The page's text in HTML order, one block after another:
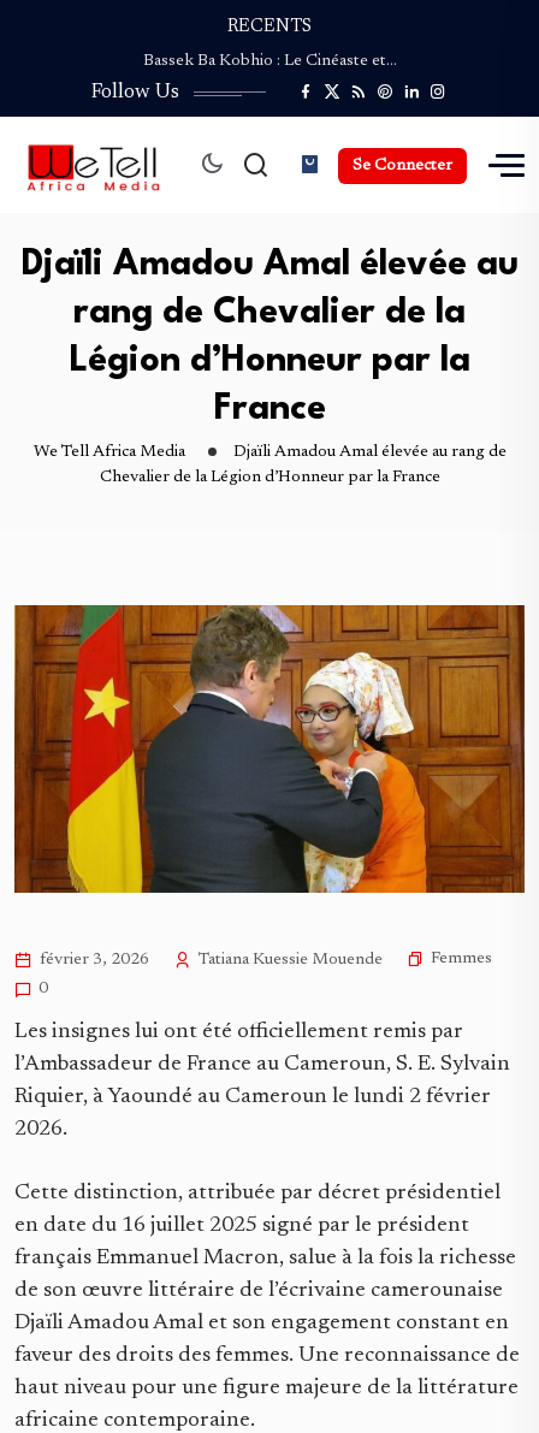
RECENTS
Bassek Ba Kobhio : Le Cinéaste et…
ENVIROFEST CAMEROUN revient pour une Deuxième édition…
NGAND’A SAO : Le Festival du Safou…
Coupe du Monde de la Presse Culturelle :…
Bassek Ba Kobhio : Le Cinéaste et…
NGAND’A SAO : Le Festival du Safou…
Follow Us
Se Connecter
Djaïli Amadou Amal élevée au
rang de Chevalier de la
Légion d’Honneur par la
France
We Tell Africa Media
Djaïli Amadou Amal élevée au rang de
Chevalier de la Légion d’Honneur par la France
février 3, 2026 Tatiana Kuessie Mouende
Femmes
0
Les insignes lui ont été officiellement remis par
l’Ambassadeur de France au Cameroun, S. E. Sylvain
Riquier, à Yaoundé au Cameroun le lundi 2 février
2026.
Cette distinction, attribuée par décret présidentiel
en date du 16 juillet 2025 signé par le président
français Emmanuel Macron, salue à la fois la richesse
de son œuvre littéraire de l’écrivaine camerounaise
Djaïli Amadou Amal et son engagement constant en
faveur des droits des femmes. Une reconnaissance de
haut niveau pour une figure majeure de la littérature
africaine contemporaine.